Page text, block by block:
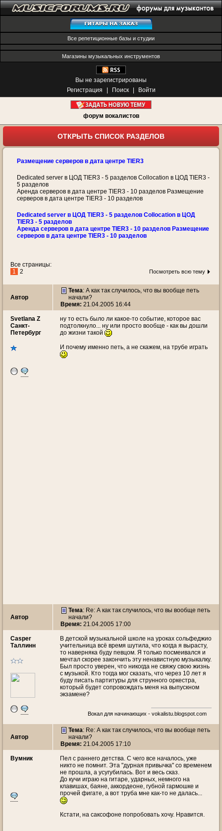
Все репетиционные базы и студии
Магазины музыкальных инструментов
Вы не зарегистрированы
Регистрация
Поиск Войти
форум вокалистов
ОТКРЫТЬ СПИСОК РАЗДЕЛОВ
Размещение серверов в дата центре TIER3
Dedicated server в ЦОД TIER3 - 5 разделов Collocation в ЦОД TIER3 -
5 разделов
Аренда серверов в дата центре TIER3 - 10 разделов Размещение
серверов в дата центре TIER3 - 10 разделов
Dedicated server в ЦОД TIER3 - 5 разделов Collocation в ЦОД
TIER3 - 5 разделов
Аренда серверов в дата центре TIER3 - 10 разделов Размещение
серверов в дата центре TIER3 - 10 разделов
Все страницы:
1
2 Посмотреть всю тему
Автор
Тема: А как так случилось, что вы вообще петь
начали?
Время: 21.04.2005 16:44
Svetlana Z
Санкт-
Петербург
ну то есть было ли какое-то событие, которое вас
подтолкнуло... ну или просто вообще - как вы дошли
до жизни такой
И почему именно петь, а не скажем, на трубе играть
Автор
Тема: Re: А как так случилось, что вы вообще петь
начали?
Время: 21.04.2005 17:00
Casper
Таллинн
В детской музыкальной школе на уроках сольфеджио
учительница всё время шутила, что когда я вырасту,
то наверняка буду певцом. Я только посмеивался и
мечтал скорее закончить эту ненавистную музыкалку.
Был просто уверен, что никогда не свяжу свою жизнь
с музыкой. Кто тогда мог сказать, что через 10 лет я
буду писать партитуры для струнного оркестра,
который будет сопровождать меня на выпускном
экзамене?
Вокал для начинающих - vokalistu.blogspot.com
Автор
Тема: Re: А как так случилось, что вы вообще петь
начали?
Время: 21.04.2005 17:10
Вумник
Пел с раннего детства. С чего все началось, уже
никто не помнит. Эта "дурная привычка" со временем
не прошла, а усугубилась. Вот и весь сказ.
До кучи играю на гитаре, ударных, немного на
клавишах, баяне, аккордеоне, губной гармошке и
прочей фигате, а вот труба мне как-то не далась...
Кстати, на саксофоне попробовать хочу. Нравится.